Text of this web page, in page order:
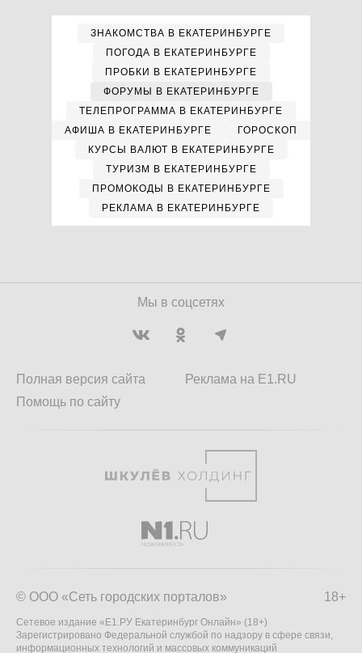
ЗНАКОМСТВА В ЕКАТЕРИНБУРГЕ
ПОГОДА В ЕКАТЕРИНБУРГЕ
ПРОБКИ В ЕКАТЕРИНБУРГЕ
ФОРУМЫ В ЕКАТЕРИНБУРГЕ
ТЕЛЕПРОГРАММА В ЕКАТЕРИНБУРГЕ
АФИША В ЕКАТЕРИНБУРГЕ
ГОРОСКОП
КУРСЫ ВАЛЮТ В ЕКАТЕРИНБУРГЕ
ТУРИЗМ В ЕКАТЕРИНБУРГЕ
ПРОМОКОДЫ В ЕКАТЕРИНБУРГЕ
РЕКЛАМА В ЕКАТЕРИНБУРГЕ
Мы в соцсетях
Полная версия сайта
Помощь по сайту
Реклама на E1.RU
18+
© ООО «Сеть городских порталов»
Сетевое издание «Е1.РУ Екатеринбург Онлайн» (18+)
Зарегистрировано Федеральной службой по надзору в сфере связи,
информационных технологий и массовых коммуникаций